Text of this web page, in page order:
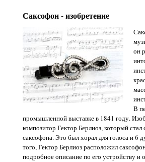
Саксофон - изобретение
он
В
промышленной выставке в 1841 году.
композитор Гектор Берлиоз, который
саксофона. Это был хорал для голоса и 6
того, Гектор Берлиоз расположил
подробное описание по его устройству